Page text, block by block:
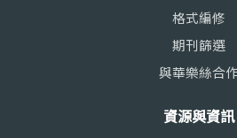
格式編修
期刊篩選
與華樂絲合
資源與資訊